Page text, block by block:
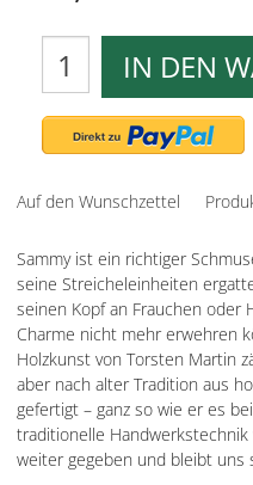
IN DEN
Auf den Wunschzettel
Sammy ist ein richtiger
seine Streicheleinheiten
seinen Kopf an Frauchen oder
Charme nicht mehr erwehren
Holzkunst von Torsten Martin
aber nach alter Tradition aus
gefertigt – ganz so wie er es
traditionelle
weiter gegeben und bleibt uns